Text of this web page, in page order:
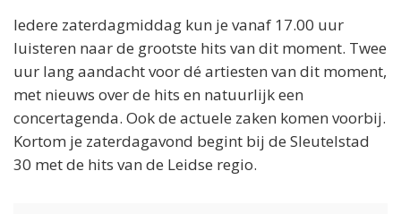
Iedere zaterdagmiddag kun je vanaf 17.00 uur
luisteren naar de grootste hits van dit moment. Twee
uur lang aandacht voor dé artiesten van dit moment,
met nieuws over de hits en natuurlijk een
concertagenda. Ook de actuele zaken komen voorbij.
Kortom je zaterdagavond begint bij de Sleutelstad
30 met de hits van de Leidse regio.